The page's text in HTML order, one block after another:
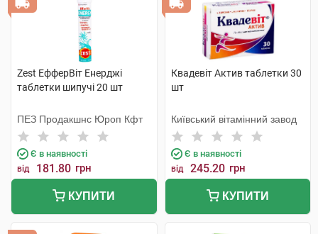
Zest ЕфферВіт Енерджі
таблетки шипучі 20 шт
ПЕЗ Продакшнс Юроп Кфт
Є в наявності
від 181.80 грн
КУПИТИ
Квадевіт Актив таблетки 30
шт
Київський вітамінний завод
Є в наявності
від 245.20 грн
КУПИТИ